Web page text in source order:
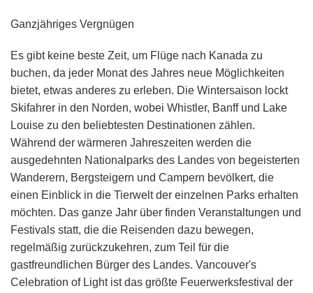
Ganzjähriges Vergnügen
Es gibt keine beste Zeit, um Flüge nach Kanada zu
buchen, da jeder Monat des Jahres neue Möglichkeiten
bietet, etwas anderes zu erleben. Die Wintersaison lockt
Skifahrer in den Norden, wobei Whistler, Banff und Lake
Louise zu den beliebtesten Destinationen zählen.
Während der wärmeren Jahreszeiten werden die
ausgedehnten Nationalparks des Landes von begeisterten
Wanderern, Bergsteigern und Campern bevölkert, die
einen Einblick in die Tierwelt der einzelnen Parks erhalten
möchten. Das ganze Jahr über finden Veranstaltungen und
Festivals statt, die die Reisenden dazu bewegen,
regelmäßig zurückzukehren, zum Teil für die
gastfreundlichen Bürger des Landes. Vancouver's
Celebration of Light ist das größte Feuerwerksfestival der